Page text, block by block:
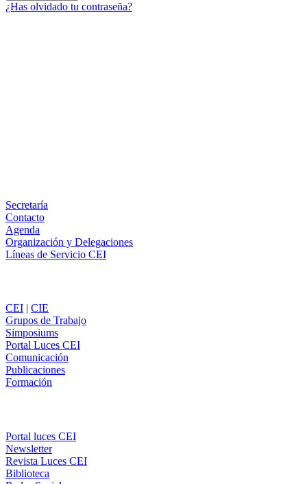
¿Has olvidado tu contraseña?
Secretaría
Contacto
Agenda
Organización y Delegaciones
Líneas de Servicio CEI
CEI | CIE
Grupos de Trabajo
Simposiums
Portal Luces CEI
Comunicación
Publicaciones
Formación
Portal luces CEI
Newsletter
Revista Luces CEI
Biblioteca